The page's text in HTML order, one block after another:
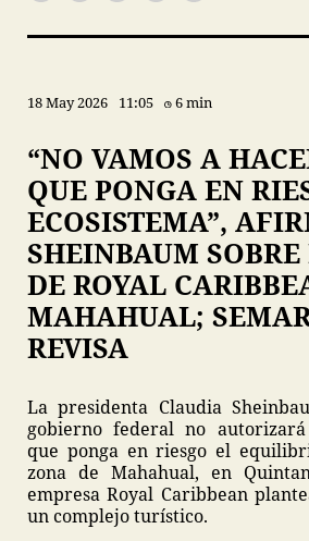
18 May 2026 11:05 6 min
“NO VAMOS A
QUE PONGA EN
ECOSISTEMA”,
SHEINBAUM SOBRE
DE ROYAL
MAHAHUAL;
REVISA
La presidenta Claudia
gobierno federal no
que ponga en riesgo el
zona de Mahahual, en
empresa Royal Caribbean
un complejo turístico.